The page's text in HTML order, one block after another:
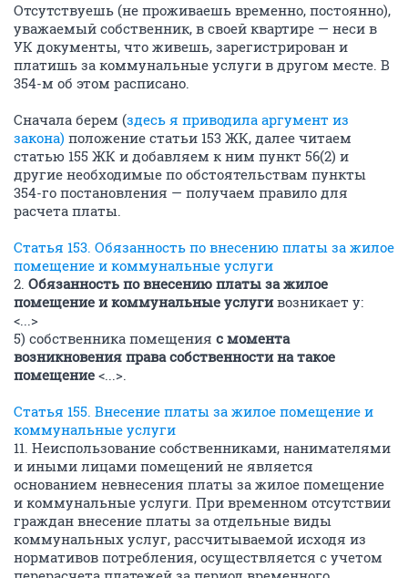
Отсутствуешь (не проживаешь временно, постоянно),
уважаемый собственник, в своей квартире — неси в
УК документы, что живешь, зарегистрирован и
платишь за коммунальные услуги в другом месте. В
354-м об этом расписано.
Сначала берем (здесь я приводила аргумент из
закона) положение статьи 153 ЖК, далее читаем
статью 155 ЖК и добавляем к ним пункт 56(2) и
другие необходимые по обстоятельствам пункты
354-го постановления — получаем правило для
расчета платы.
Статья 153. Обязанность по внесению платы за жилое
помещение и коммунальные услуги
2. Обязанность по внесению платы за жилое
помещение и коммунальные услугивозникает у:
<...>
5) собственника помещения с момента
возникновения права собственности на такое
помещение <...>.
Статья 155. Внесение платы за жилое помещение и
коммунальные услуги
11. Неиспользование собственниками, нанимателями
и иными лицами помещений не является
основанием невнесения платы за жилое помещение
и коммунальные услуги. При временном отсутствии
граждан внесение платы за отдельные виды
коммунальных услуг, рассчитываемой исходя из
нормативов потребления, осуществляется с учетом